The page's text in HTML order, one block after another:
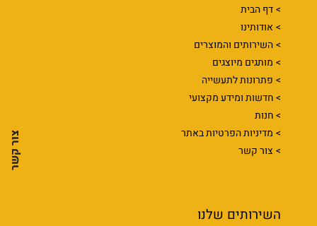
צור קשר
דף הבית
אודותינו
השירותים והמוצרים
מותגים מיוצגים
פתרונות לתעשייה
חדשות ומידע מקצועי
חנות
מדיניות הפרטיות באתר
צור קשר
השירותים שלנו